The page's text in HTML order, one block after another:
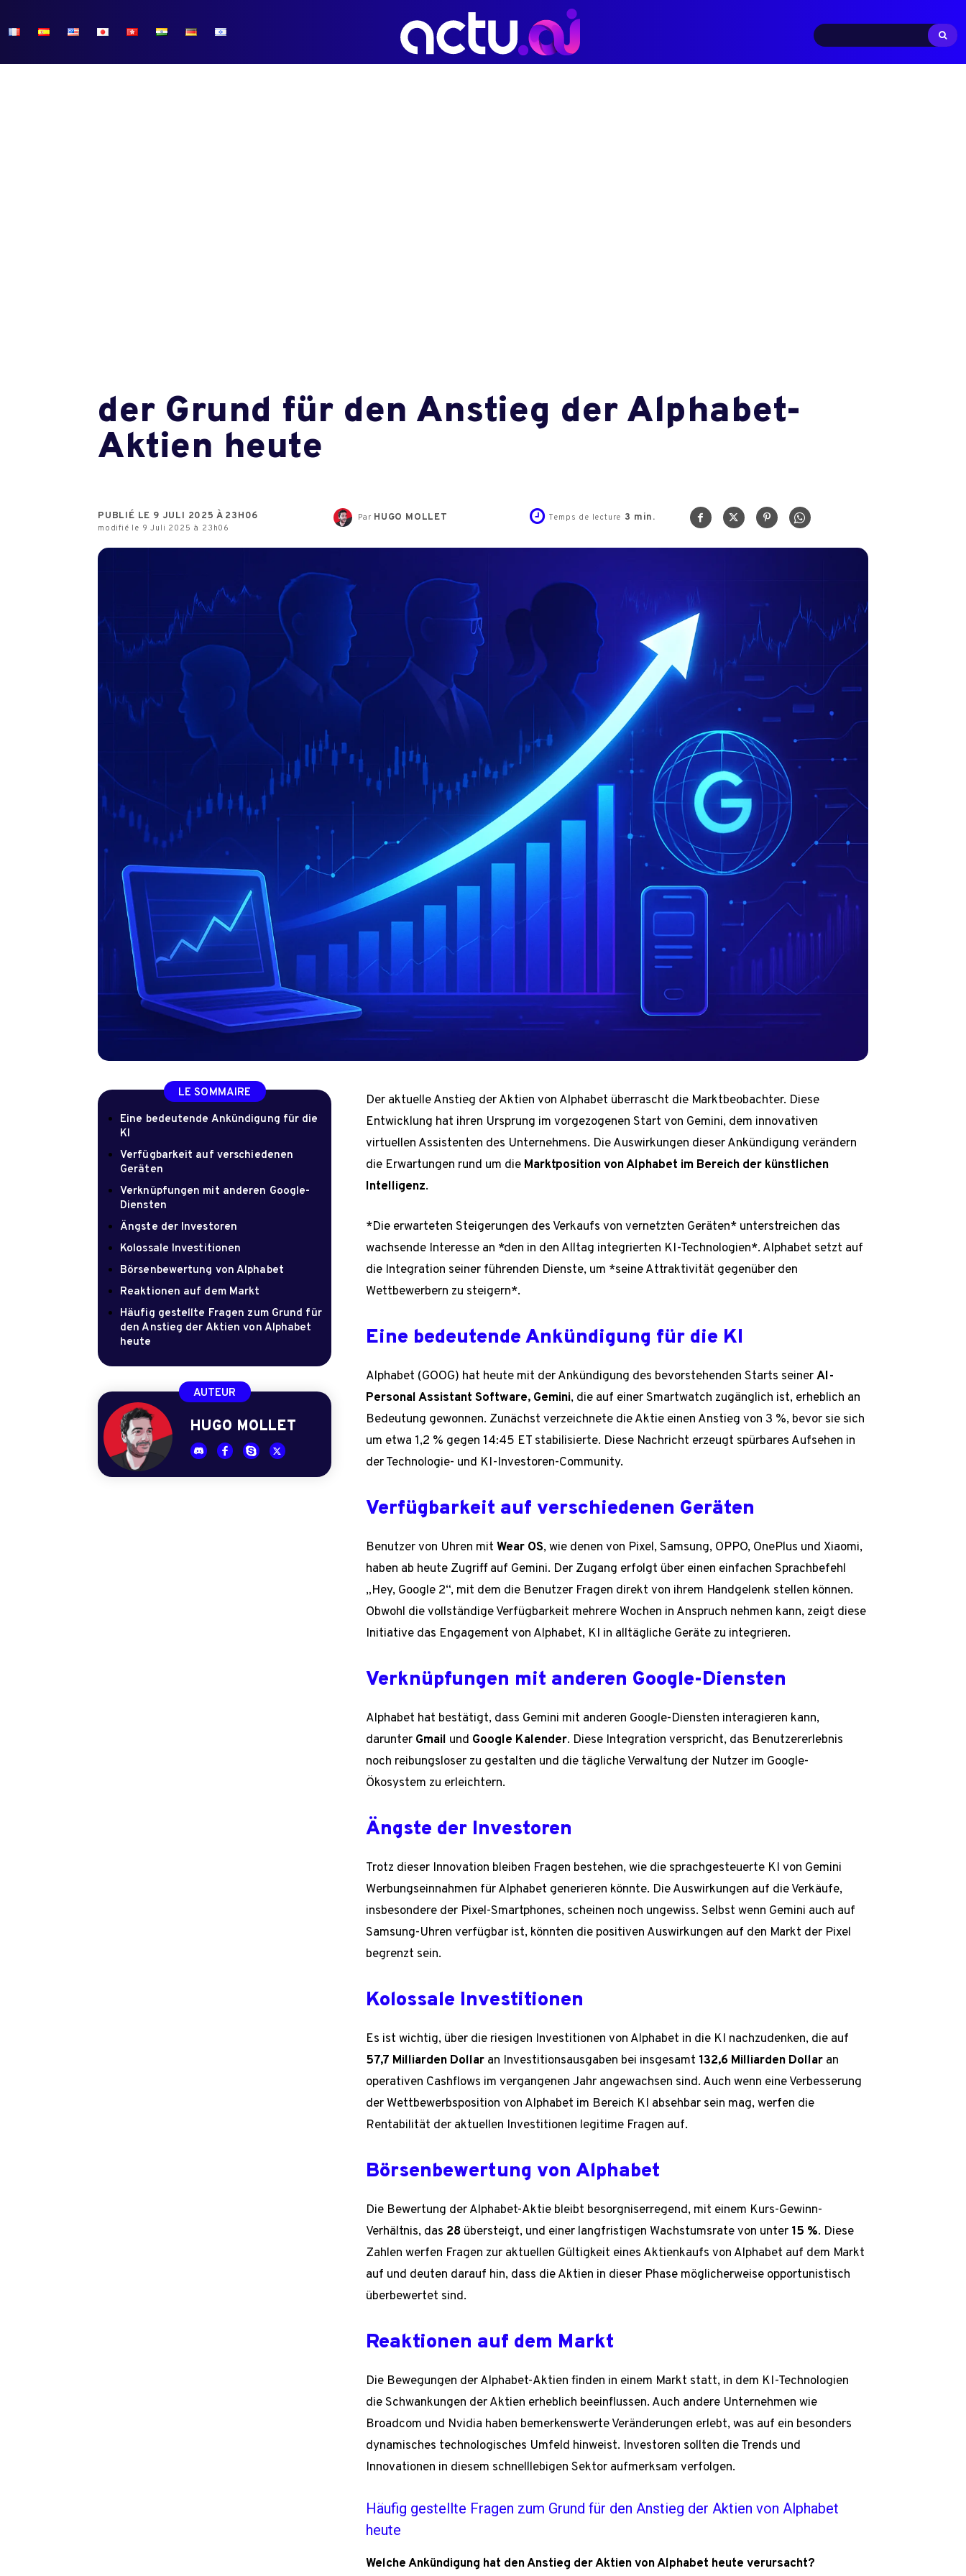
der Grund für den Anstieg der Alphabet-
Aktien heute
PUBLIÉ LE 9 JULI 2025 À 23H06
modifié le 9 Juli 2025 à 23h06
Par HUGO MOLLET Temps de lecture 3 min.
LE SOMMAIRE
Eine bedeutende Ankündigung für die
KI
Verfügbarkeit auf verschiedenen
Geräten
Verknüpfungen mit anderen Google-
Diensten
Ängste der Investoren
Kolossale Investitionen
Börsenbewertung von Alphabet
Reaktionen auf dem Markt
Häufig gestellte Fragen zum Grund für
den Anstieg der Aktien von Alphabet
heute
AUTEUR
HUGO MOLLET
Der aktuelle Anstieg der Aktien von Alphabet überrascht die Marktbeobachter. Diese
Entwicklung hat ihren Ursprung im vorgezogenen Start von Gemini, dem innovativen
virtuellen Assistenten des Unternehmens. Die Auswirkungen dieser Ankündigung verändern
die Erwartungen rund um die Marktposition von Alphabet im Bereich der künstlichen
Intelligenz.
*Die erwarteten Steigerungen des Verkaufs von vernetzten Geräten* unterstreichen das
wachsende Interesse an *den in den Alltag integrierten KI-Technologien*. Alphabet setzt auf
die Integration seiner führenden Dienste, um *seine Attraktivität gegenüber den
Wettbewerbern zu steigern*.
Eine bedeutende Ankündigung für die KI
Alphabet (GOOG) hat heute mit der Ankündigung des bevorstehenden Starts seinerAI-
Personal Assistant Software, Gemini, die auf einer Smartwatch zugänglich ist, erheblich an
Bedeutung gewonnen. Zunächst verzeichnete die Aktie einen Anstieg von 3 %, bevor sie sich
um etwa 1,2 % gegen 14:45 ET stabilisierte. Diese Nachricht erzeugt spürbares Aufsehen in
der Technologie- und KI-Investoren-Community.
Verfügbarkeit auf verschiedenen Geräten
Benutzer von Uhren mitWear OS, wie denen von Pixel, Samsung, OPPO, OnePlus und Xiaomi,
haben ab heute Zugriff auf Gemini. Der Zugang erfolgt über einen einfachen Sprachbefehl
„Hey, Google 2“, mit dem die Benutzer Fragen direkt von ihrem Handgelenk stellen können.
Obwohl die vollständige Verfügbarkeit mehrere Wochen in Anspruch nehmen kann, zeigt diese
Initiative das Engagement von Alphabet, KI in alltägliche Geräte zu integrieren.
Verknüpfungen mit anderen Google-Diensten
Alphabet hat bestätigt, dass Gemini mit anderen Google-Diensten interagieren kann,
darunter Gmail und Google Kalender. Diese Integration verspricht, das Benutzererlebnis
noch reibungsloser zu gestalten und die tägliche Verwaltung der Nutzer im Google-
Ökosystem zu erleichtern.
Ängste der Investoren
Trotz dieser Innovation bleiben Fragen bestehen, wie die sprachgesteuerte KI von Gemini
Werbungseinnahmen für Alphabet generieren könnte. Die Auswirkungen auf die Verkäufe,
insbesondere der Pixel-Smartphones, scheinen noch ungewiss. Selbst wenn Gemini auch auf
Samsung-Uhren verfügbar ist, könnten die positiven Auswirkungen auf den Markt der Pixel
begrenzt sein.
Kolossale Investitionen
Es ist wichtig, über die riesigen Investitionen von Alphabet in die KI nachzudenken, die auf
57,7 Milliarden Dollar an Investitionsausgaben bei insgesamt 132,6 Milliarden Dollar an
operativen Cashflows im vergangenen Jahr angewachsen sind. Auch wenn eine Verbesserung
der Wettbewerbsposition von Alphabet im Bereich KI absehbar sein mag, werfen die
Rentabilität der aktuellen Investitionen legitime Fragen auf.
Börsenbewertung von Alphabet
Die Bewertung der Alphabet-Aktie bleibt besorgniserregend, mit einem Kurs-Gewinn-
Verhältnis, das 28 übersteigt, und einer langfristigen Wachstumsrate von unter 15 %. Diese
Zahlen werfen Fragen zur aktuellen Gültigkeit eines Aktienkaufs von Alphabet auf dem Markt
auf und deuten darauf hin, dass die Aktien in dieser Phase möglicherweise opportunistisch
überbewertet sind.
Reaktionen auf dem Markt
Die Bewegungen der Alphabet-Aktien finden in einem Markt statt, in dem KI-Technologien
die Schwankungen der Aktien erheblich beeinflussen. Auch andere Unternehmen wie
Broadcom und Nvidia haben bemerkenswerte Veränderungen erlebt, was auf ein besonders
dynamisches technologisches Umfeld hinweist. Investoren sollten die Trends und
Innovationen in diesem schnelllebigen Sektor aufmerksam verfolgen.
Häufig gestellte Fragen zum Grund für den Anstieg der Aktien von Alphabet
heute
Welche Ankündigung hat den Anstieg der Aktien von Alphabet heute verursacht?